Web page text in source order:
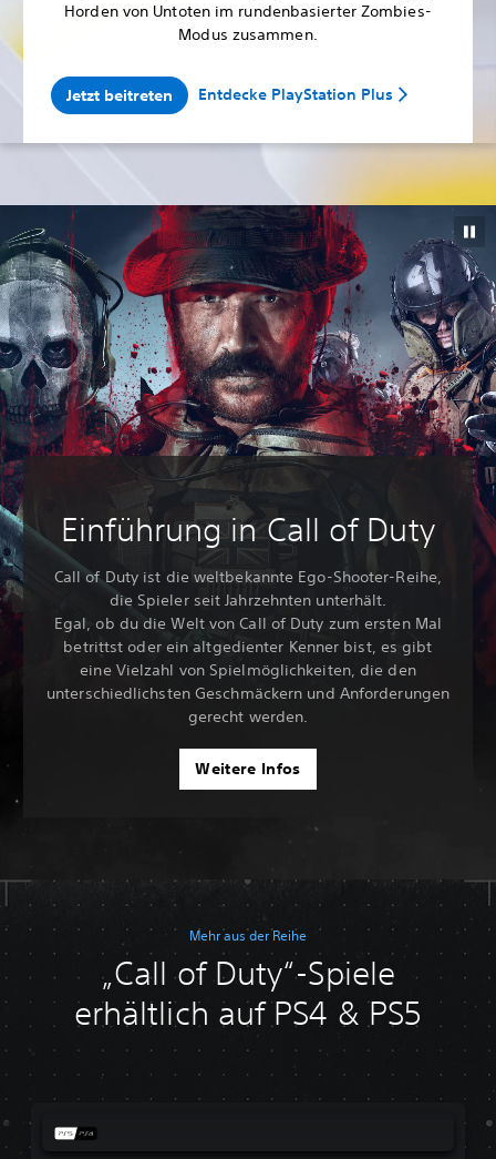
Horden von Untoten im rundenbasierter Zombies-
Modus zusammen.
Jetzt beitreten Entdecke PlayStation Plus
Einführung in Call of Duty
Call of Duty ist die weltbekannte Ego-Shooter-Reihe,
die Spieler seit Jahrzehnten unterhält.
Egal, ob du die Welt von Call of Duty zum ersten Mal
betrittst oder ein altgedienter Kenner bist, es gibt
eine Vielzahl von Spielmöglichkeiten, die den
unterschiedlichsten Geschmäckern und Anforderungen
gerecht werden.
Weitere Infos
Mehr aus der Reihe
„Call of Duty“-Spiele
erhältlich auf PS4 & PS5